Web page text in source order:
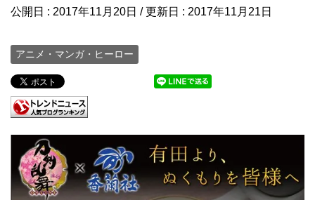
公開日 : 2017年11月20日 / 更新日 : 2017年11月21日
アニメ・マンガ・ヒーロー